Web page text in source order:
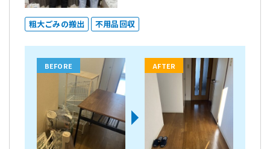
粗大ごみの搬出 不用品回収
BEFORE AFTER